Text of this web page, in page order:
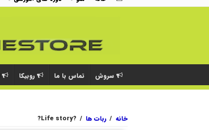
سروش تماس با ما روبیکا
خانه / ربات ها /
?Life story?